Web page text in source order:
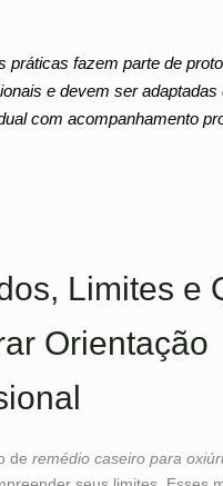
práticas fazem parte de
e devem ser adaptadas
com acompanhamento
Limites e
Orientação
de remédio caseiro para